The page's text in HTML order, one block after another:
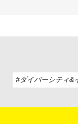
#ダイバーシティ&